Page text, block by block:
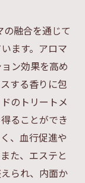
融合を通じて
ます。アロマ
ン効果を高め
する香りに包
のトリートメ
ることができ
、血行促進や
た、エステと
られ、内面か